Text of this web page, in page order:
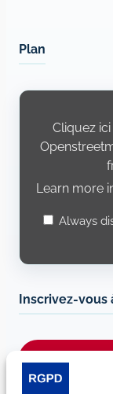
Plan
Display
Openstreetmap.fr
Cliquez
Learn more
Always
Inscrivez-vous